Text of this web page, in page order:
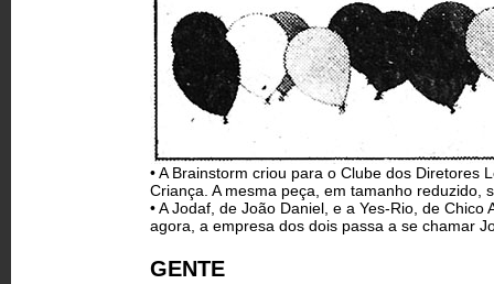
• A Brainstorm criou para o Clube dos
Criança. A mesma peça, em tamanho reduzido,
• A Jodaf, de João Daniel, e a Yes-Rio, de
agora, a empresa dos dois passa a se chamar
GENTE